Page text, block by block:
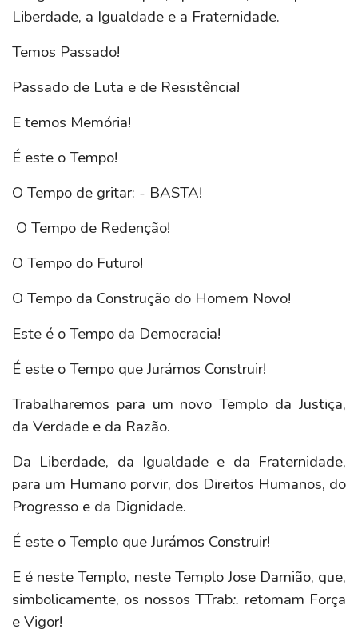
Liberdade, a Igualdade e a Fraternidade.
Temos Passado!
Passado de Luta e de Resistência!
E temos Memória!
É este o Tempo!
O Tempo de gritar: - BASTA!
O Tempo de Redenção!
O Tempo do Futuro!
O Tempo da Construção do Homem Novo!
Este é o Tempo da Democracia!
É este o Tempo que Jurámos Construir!
Trabalharemos para um novo Templo da Justiça,
da Verdade e da Razão.
Da Liberdade, da Igualdade e da Fraternidade,
para um Humano porvir, dos Direitos Humanos, do
Progresso e da Dignidade.
É este o Templo que Jurámos Construir!
E é neste Templo, neste Templo Jose Damião, que,
simbolicamente, os nossos TTrab:. retomam Força
e Vigor!